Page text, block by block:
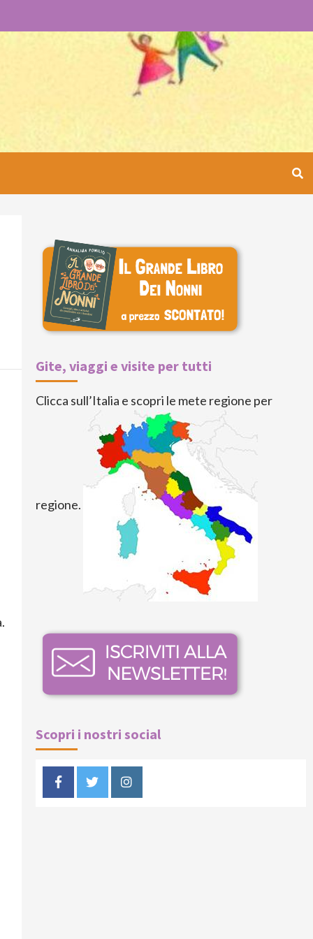
Gite, viaggi e visite per tutti
Clicca sull’Italia e scopri le mete regione per
regione.
Scopri i nostri social
FacebookTwitterInstagram